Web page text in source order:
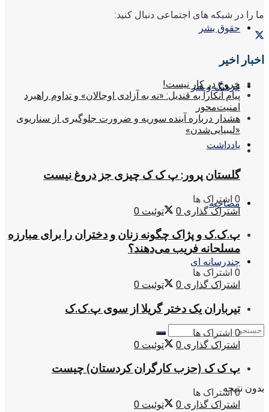
حقوق بشر
فرهنگ و هنر
یادداشت
مصاحبه
چندرسانه ای
بدون نتیجه
ما را در شبکه های اجتماعی دنبال کنید:
اخبار اخیر
خروج در کار نیست!
پیام آنکارا به قندیل: «نه به آزادی اوجالان» و تداوم راهبرد
امنیت‌محور
هشدار درباره آینده سوریه و ضرورت جلوگیری از سناریوی
«لیبیایی‌شدن»
گلستان پرور: پ ک ک چیزی جز دروغ نیست
0 اشتراک ها
اشتراک گذاری 0 توئیت 0
پ.ک.ک و پژاک چگونه زنان و دختران را برای مبارزه
مسلحانه فریب می‌دهند؟
0 اشتراک ها
اشتراک گذاری 0 توئیت 0
تیرباران یک دختر گریلا از سوی پ.ک.ک
0 اشتراک ها
اشتراک گذاری 0 توئیت 0
پ ک ک (حزب کارگران کردستان) چیست
0 اشتراک ها
اشتراک گذاری 0 توئیت 0